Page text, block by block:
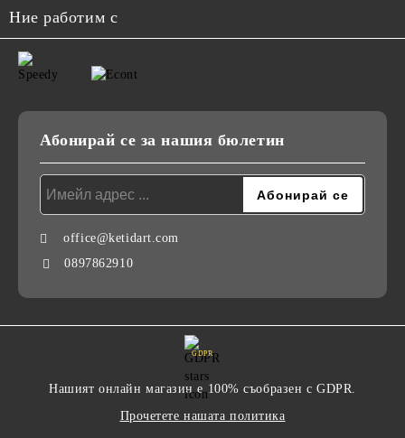
Ние работим с
Абонирай се за нашия бюлетин
office@ketidart.com
0897862910
GDPR
Нашият онлайн магазин е 100% съобразен с GDPR.
Прочетете нашата политика